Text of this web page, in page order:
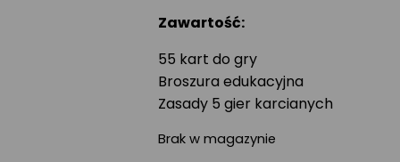
Zawartość:
55 kart do gry
Broszura edukacyjna
Zasady 5 gier karcianych
Brak w magazynie